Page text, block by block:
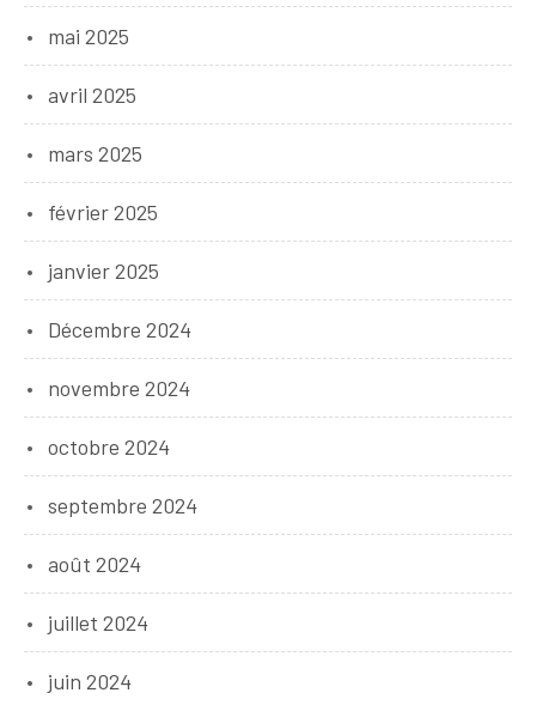
mai 2025
avril 2025
mars 2025
février 2025
janvier 2025
Décembre 2024
novembre 2024
octobre 2024
septembre 2024
août 2024
juillet 2024
juin 2024